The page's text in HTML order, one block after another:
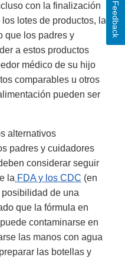
con la finalización
lotes de productos, la
que los padres y
a estos productos
médico de su hijo
comparables u otros
pueden ser
alternativos
padres y cuidadores
considerar seguir
la FDA y los CDC (en
de una
que la fórmula en
contaminarse en
las manos con agua
las botellas y
Feedback